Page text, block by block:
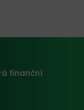
finanční